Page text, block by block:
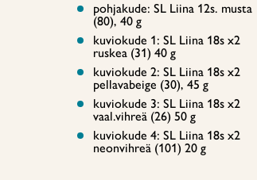
pohjakude: SL Liina 12s. musta
(80), 40 g
kuviokude 1: SL Liina 18s x2
ruskea (31) 40 g
kuviokude 2: SL Liina 18s x2
pellavabeige (30), 45 g
kuviokude 3: SL Liina 18s x2
vaal.vihreä (26) 50 g
kuviokude 4: SL Liina 18s x2
neonvihreä (101) 20 g